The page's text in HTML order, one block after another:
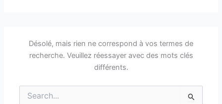
Désolé, mais rien ne correspond à vos termes de
recherche. Veuillez réessayer avec des mots clés
différents.
Rechercher :